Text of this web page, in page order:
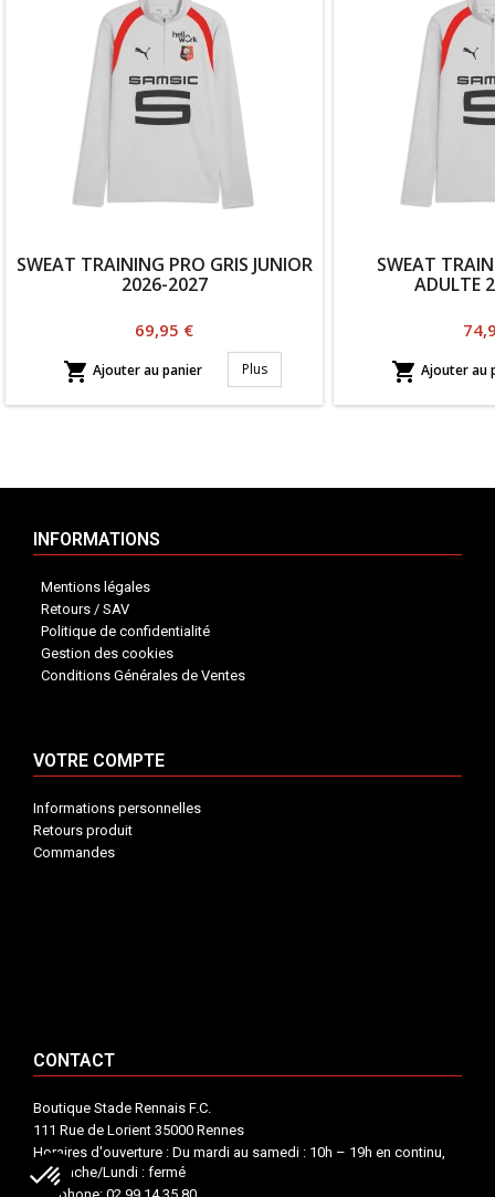
SWEAT TRAINING PRO GRIS JUNIOR
2026-2027
Prix
69,95 €
 Ajouter au panier Plus
SWEAT
ADULTE
Prix
 Ajouter au
INFORMATIONS
Mentions légales
Retours / SAV
Politique de confidentialité
Gestion des cookies
Conditions Générales de Ventes
VOTRE COMPTE
Informations personnelles
Retours produit
Commandes
CONTACT
Boutique Stade Rennais F.C.
111 Rue de Lorient 35000 Rennes
Horaires d'ouverture : Du mardi au samedi : 10h – 19h en continu,
Dimanche/Lundi : fermé